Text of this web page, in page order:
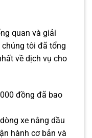
quan và giải
tôi đã tổng
về dịch vụ cho
đồng đã bao
xe nâng dầu
hành cơ bản và